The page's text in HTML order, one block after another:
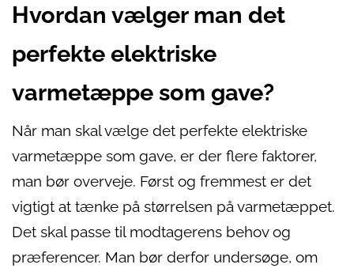
Hvordan vælger man det
perfekte elektriske
varmetæppe som gave?
Når man skal vælge det perfekte elektriske
varmetæppe som gave, er der flere faktorer,
man bør overveje. Først og fremmest er det
vigtigt at tænke på størrelsen på varmetæppet.
Det skal passe til modtagerens behov og
præferencer. Man bør derfor undersøge, om